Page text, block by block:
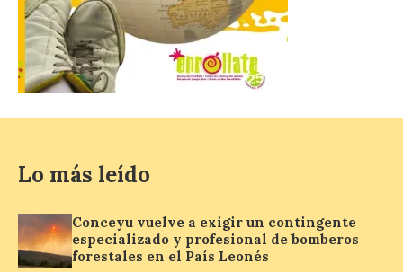
viaje nos llega desde la
plaza de Oriente en
Madrid
8 Ago 2026
organizado por la sección
juvenil de la Asociación
Conceyu País Llionés y el Diario de
Turismo, Ocio e Información para
jóvenes “Enredando.info”. Pilar Aller Aller
nos envía la décimo […]
Lo más leído
Conceyu vuelve a exigir un contingente
especializado y profesional de bomberos
forestales en el País Leonés